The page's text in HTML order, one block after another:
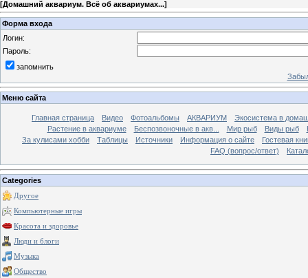
[Домашний аквариум. Всё об аквариумах...]
Форма входа
Логин:
Пароль:
запомнить
Меню сайта
Главная страница Видео Фотоальбомы АКВАРИУМ
Экосистема в
Растение в аквариуме
Беспозвоночные в акв... Мир рыб Виды рыб
За кулисами хобби
Таблицы Источники Информация о сайте
Гостевая
FAQ (вопрос/ответ)
Categories
Другое
Компьютерные игры
Красота и здоровье
Люди и блоги
Музыка
Общество